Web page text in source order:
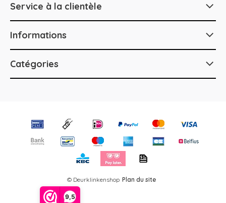
9,5
Service à la clientèle
Informations
Catégories
© Deurklinkenshop Plan du site